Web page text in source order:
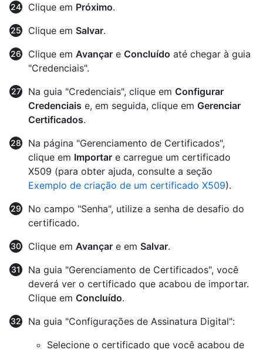
Clique em Próximo.
Clique em Salvar.
Clique em Avançar e Concluído até chegar à guia
"Credenciais".
Na guia "Credenciais", clique em Configurar
Credenciais e, em seguida, clique em Gerenciar
Certificados.
Na página "Gerenciamento de Certificados",
clique em Importar e carregue um certificado
X509 (para obter ajuda, consulte a seção
Exemplo de criação de um certificado X509).
No campo "Senha", utilize a senha de desafio do
certificado.
Clique em Avançar e em Salvar.
Na guia "Gerenciamento de Certificados", você
deverá ver o certificado que acabou de importar.
Clique em Concluído.
Na guia "Configurações de Assinatura Digital":
Selecione o certificado que você acabou de